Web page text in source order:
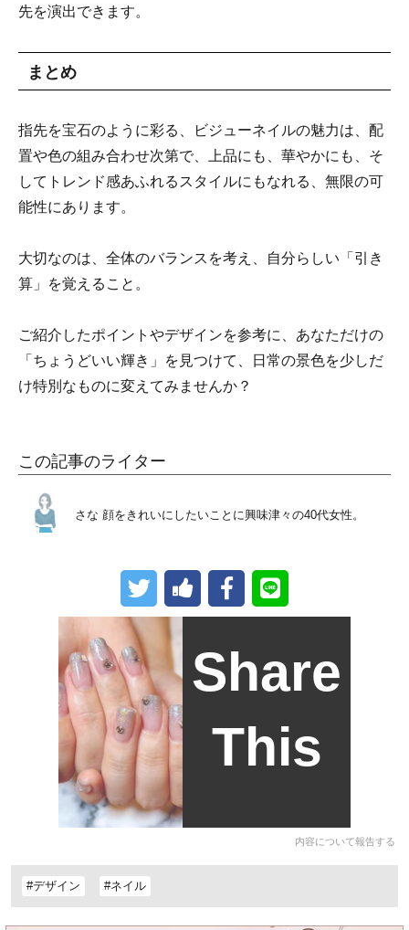
先を演出できます。
まとめ
指先を宝石のように彩る、ビジューネイルの魅力は、配
置や色の組み合わせ次第で、上品にも、華やかにも、そ
してトレンド感あふれるスタイルにもなれる、無限の可
能性にあります。
大切なのは、全体のバランスを考え、自分らしい「引き
算」を覚えること。
ご紹介したポイントやデザインを参考に、あなただけの
「ちょうどいい輝き」を見つけて、日常の景色を少しだ
け特別なものに変えてみませんか？
この記事のライター
さな 顔をきれいにしたいことに興味津々の40代女性。
Share
This
内容について報告する
#デザイン #ネイル